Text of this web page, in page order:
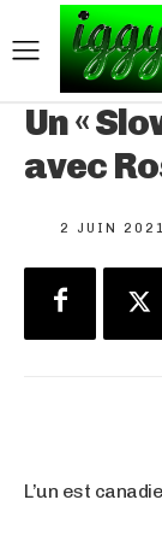
Un «
avec
2 JUIN 2021
L’un est